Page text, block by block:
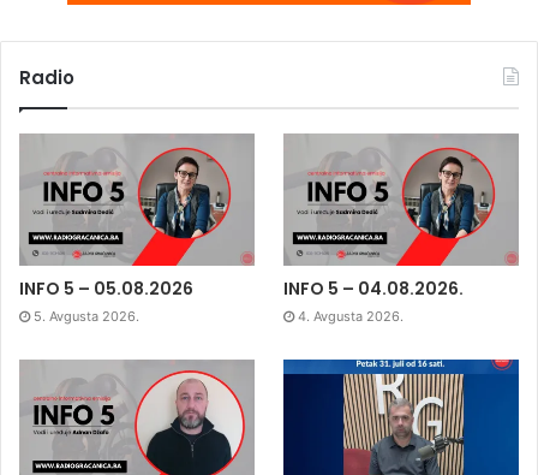
Radio
INFO 5 – 05.08.2026
5. Avgusta 2026.
INFO 5 – 04.08.2026.
4. Avgusta 2026.